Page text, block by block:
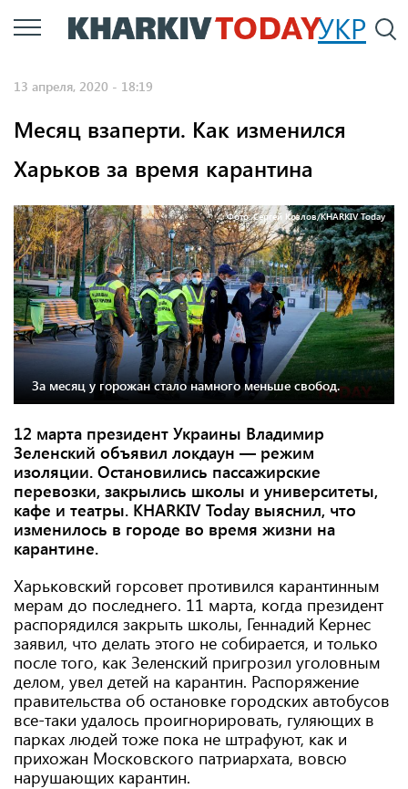
Перейти
к
УКР
13 апреля, 2020 - 18:19
Месяц взаперти. Как изменился
Харьков за время карантина
Фото: Сергей Козлов/KHARKIV Today
За месяц у горожан стало намного меньше свобод.
12 марта президент Украины Владимир
Зеленский объявил локдаун — режим
изоляции. Остановились пассажирские
перевозки, закрылись школы и университеты,
кафе и театры. KHARKIV Today выяснил, что
изменилось в городе во время жизни на
карантине.
Харьковский горсовет противился карантинным
мерам до последнего. 11 марта, когда президент
распорядился закрыть школы, Геннадий Кернес
заявил, что делать этого не собирается, и только
после того, как Зеленский пригрозил уголовным
делом, увел детей на карантин. Распоряжение
правительства об остановке городских автобусов
все-таки удалось проигнорировать, гуляющих в
парках людей тоже пока не штрафуют, как и
прихожан Московского патриархата, вовсю
нарушающих карантин.